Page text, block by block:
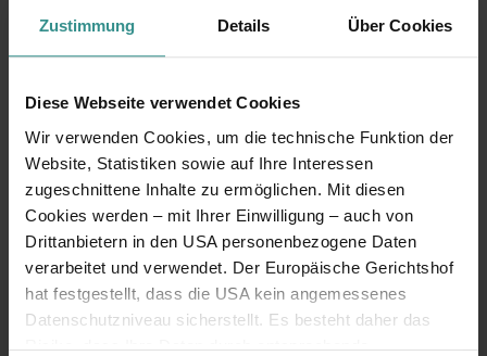
Zustimmung Details Über Cookies
Diese Webseite verwendet Cookies
Wir verwenden Cookies, um die technische Funktion der
Website, Statistiken sowie auf Ihre Interessen
zugeschnittene Inhalte zu ermöglichen. Mit diesen
Cookies werden – mit Ihrer Einwilligung – auch von
Drittanbietern in den USA personenbezogene Daten
verarbeitet und verwendet. Der Europäische Gerichtshof
hat festgestellt, dass die USA kein angemessenes
Datenschutzniveau sicherstellt. Es besteht daher das
Risiko, dass Ihre Daten durch entsprechende
Erlebnis schenken
oder ausgewählte Essentials shoppen